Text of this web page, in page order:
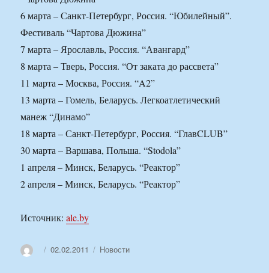
6 марта – Санкт-Петербург, Россия. “Юбилейный”.
Фестиваль “Чартова Дюжина”
7 марта – Ярославль, Россия. “Авангард”
8 марта – Тверь, Россия. “От заката до рассвета”
11 марта – Москва, Россия. “A2”
13 марта – Гомель, Беларусь. Легкоатлетический
манеж “Динамо”
18 марта – Санкт-Петербург, Россия. “ГлавCLUB”
30 марта – Варшава, Польша. “Stodola”
1 апреля – Минск, Беларусь. “Реактор”
2 апреля – Минск, Беларусь. “Реактор”
Источник:ale.by
АвторОпубликовано
02.02.2011 Рубрики
Новости